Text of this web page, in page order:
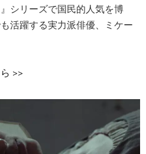
シリーズで国民的人気を博
活躍する実力派俳優、ミケー
>>